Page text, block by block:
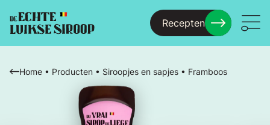
Recepten
Home • Producten • Siroopjes en sapjes • Framboos